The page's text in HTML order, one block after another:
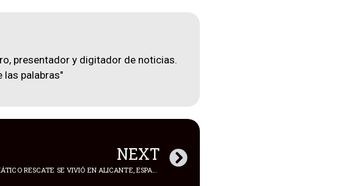
presentador y digitador de noticias.
las palabras"
NEXT
UN DRAMÁTICO RESCATE SE VIVIÓ EN ALICANTE, ESPAÑA